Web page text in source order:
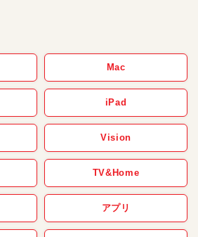
Mac
iPad
Vision
TV&Home
アプリ